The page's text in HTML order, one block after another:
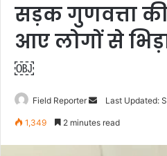
सड़क गुणवत्ता
आए लोगों से
￼
Field Reporter
SendLast Updated:
1,349 2 minutes read